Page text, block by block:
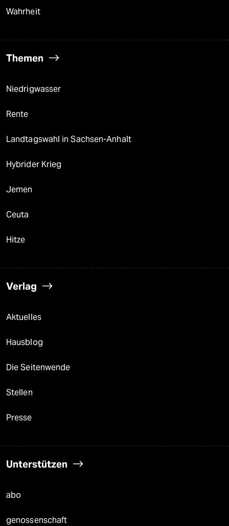
Wahrheit
Themen
Niedrigwasser
Rente
Landtagswahl in Sachsen-Anhalt
Hybrider Krieg
Jemen
Ceuta
Hitze
Verlag
Aktuelles
Hausblog
Die Seitenwende
Stellen
Presse
Unterstützen
abo
genossenschaft